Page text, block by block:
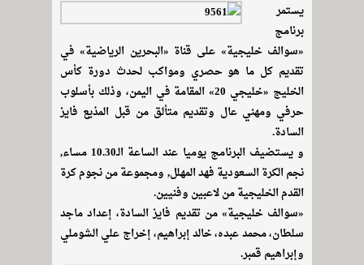
يستمر
برنامج
«سوالف خليجية» على قناة «البحرين الرياضية» في
تقديم كل ما هو حصري ومواكب لحدث دورة كأس
الخليج «خليجي 20» المقامة في اليمن، وذلك بأسلوب
حرفي ومهني عال وتقديم متألق من قبل المذيع فايز
السادة.
و يستضيف البرنامج يوميا عند الساعة الـ10.30 مساء,
نجم الكرة السعودية فهد المهلل, ومجموعة من نجوم كرة
القدم الخليجية من لاعبين وفنيين.
«سوالف خليجية» من تقديم فايز السادة، إعداد ماجد
سلطان، محمد عبده، خالد إبراهيم، إخراج علي الشوملي
وإبراهيم قمبر.